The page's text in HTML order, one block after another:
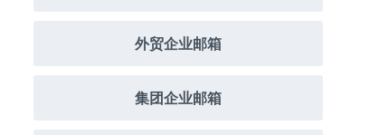
外贸企业邮箱
集团企业邮箱